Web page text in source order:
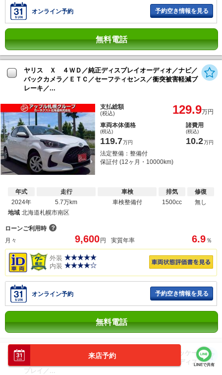
来店予約
LINEで共有
オンライン予約 予約空き情報を見る
無料電話
ヤリス Ｘ ４ＷＤ／純正ディスプレイオーディオ／ナビ／
バックカメラ／ＥＴＣ／セーフティセンス／衝突被害軽減ブ
レーキ／...
支払総額
(税込) 129.9万円
車両本体価格
(税込)
119.7万円
諸費用
(税込)
10.2万円
法定整備：整備付
保証付 (12ヶ月・10000km)
年式
2024年
走行
5.7万km
車検
車検整備付
排気
1500cc
修復
無し
地域 北海道札幌市南区
ローンご利用時 ？
月々
9,600円 実質年率 6.9 ％
外装
内装
オンライン予約 予約空き情報を見る
無料電話
クラウンクロスオーバー Ｇアドバンスド・レザーパッケー
ジ ４ＷＤ／コネクティッドナビ対応１２．３インチディス
プレイ／...